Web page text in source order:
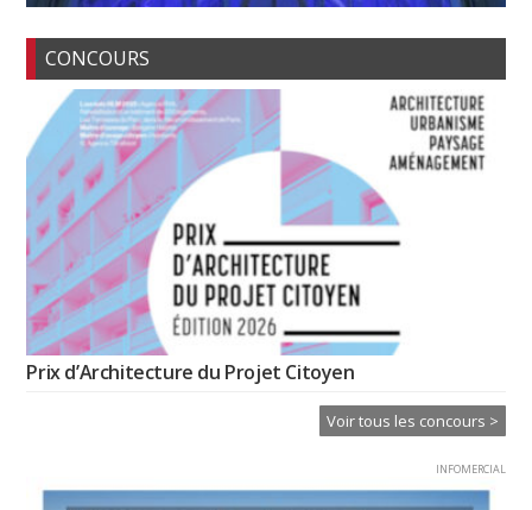
CONCOURS
Prix d’Architecture du Projet Citoyen
Voir tous les concours >
INFOMERCIAL